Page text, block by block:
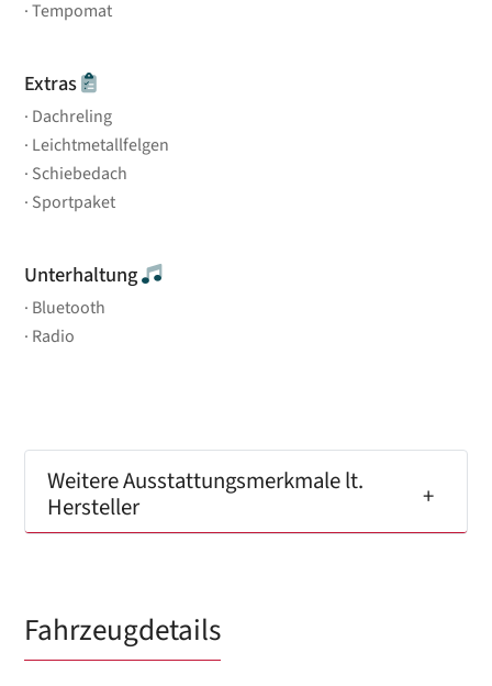
Tempomat
Extras
Dachreling
Leichtmetallfelgen
Schiebedach
Sportpaket
Unterhaltung
Bluetooth
Radio
Weitere Ausstattungsmerkmale lt.
Hersteller
Fahrzeugdetails